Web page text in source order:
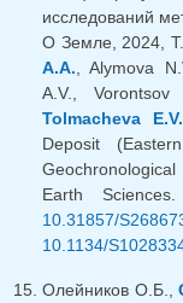
исследований
О Земле, 2024,
A.A. , Alymova
A.V.,
Tolmacheva E.V.
Deposit
Earth
10.31857/
10.1134/
Олейников О.Б.,